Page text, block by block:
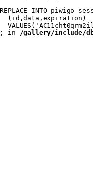
REPLACE INTO
  (id,data,expiration)
; in /gallery/include/